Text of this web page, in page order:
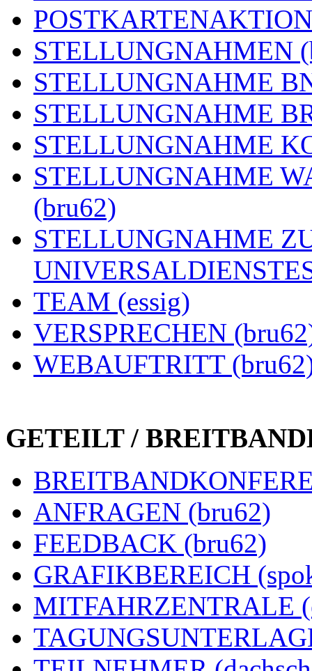
STELLUNGNAHMEN
STELLUNGNAHME
STELLUNGNAHME
STELLUNGNAHME
STELLUNGNAHME
(bru62)
STELLUNGNAHME
TEAM (essig)
VERSPRECHEN
WEBAUFTRITT
GETEILT /
ANFRAGEN (bru62)
FEEDBACK (bru62)
GRAFIKBEREICH
MITFAHRZENTRALE